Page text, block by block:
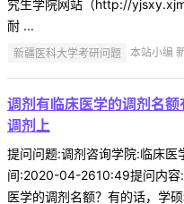
究生学院网站（http://
耐 ...
新疆医科大学考研问题 本站小编
调剂有临床医学的调剂名
调剂上
提问问题:调剂咨询学院:临床
间:2020-04-2610:49提问内容
医学的调剂名额？有的话，学